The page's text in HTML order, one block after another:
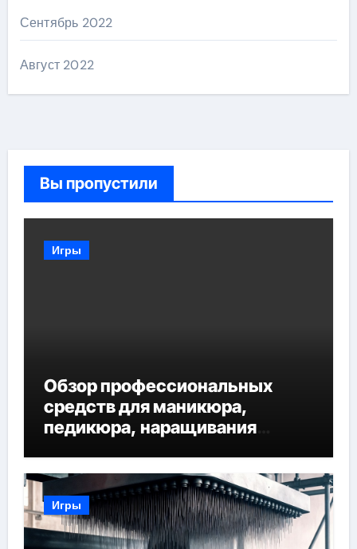
Сентябрь 2022
Август 2022
Вы пропустили
Игры
Обзор профессиональных
средств для маникюра,
педикюра, наращивания
Игры